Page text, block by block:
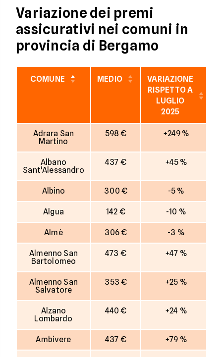
Variazione dei premi
assicurativi nei comuni in
provincia di Bergamo
COMUNE MEDIO
VARIAZIONE
RISPETTO A
LUGLIO
2025
Adrara San
Martino
598 € +249 %
Albano
Sant'Alessandro
437 € +45 %
Albino 300 € -5 %
Algua 142 € -10 %
Almè 306 € -3 %
Almenno San
Bartolomeo
473 € +47 %
Almenno San
Salvatore
353 € +25 %
Alzano
Lombardo
440 € +24 %
Ambivere 437 € +79 %